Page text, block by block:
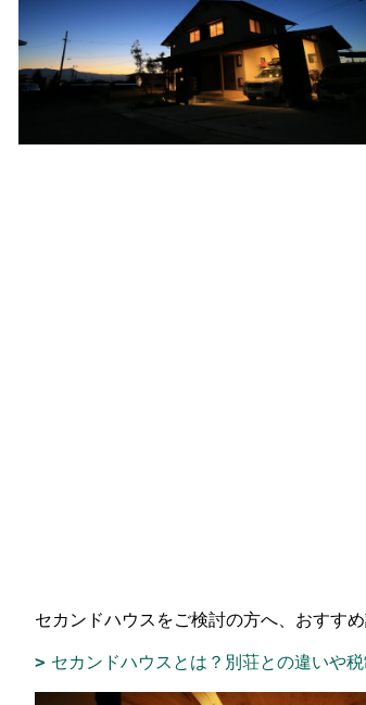
セカンドハウスをご検討の方へ、おすす
セカンドハウスとは？別荘との違いや